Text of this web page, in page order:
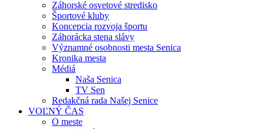
Záhorské osvetové stredisko
Športové kluby
Koncepcia rozvoja športu
Záhorácka stena slávy
Významné osobnosti mesta Senica
Kronika mesta
Médiá
Naša Senica
TV Sen
Redakčná rada Našej Senice
VOĽNÝ ČAS
O meste